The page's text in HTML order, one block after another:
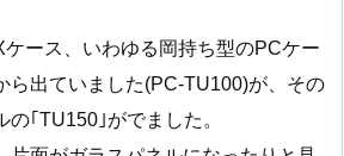
ース、いわゆる岡持ち型のPCケー
ら出ていました(PC-TU100)が、その
｢TU150｣がでました。